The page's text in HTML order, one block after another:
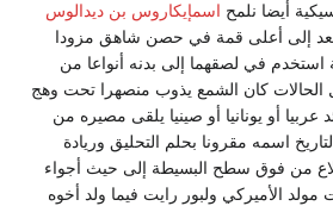
أيضا نلمح اسمإيكاروس بن ديدالوس
صعد إلى أعلى قمة في حصن شاهق مزودا
استخدم في لصقهما إلى بدنه أنواعا من
كان الشمع يذوب منصهرا تحت وهج
أو يونانيا أو صينيا يلقى مصيره من
اسمه مقرونا بحلم التحليق وريادة
من فوق سطح البسيطة إلى حيث أجواء
مولد الأميركي ولبور رايت فيما ولد أخوه